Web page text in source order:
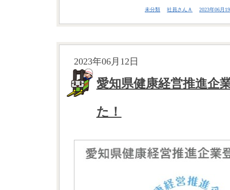
未分類 社員さんＡ 2023年06月
2023年06月12日
愛知県健康経営推進企
た！